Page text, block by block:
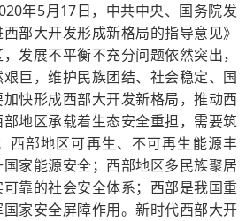
年5月17日，中共中央、国务院发
部大开发形成新格局的指导意见》
发展不平衡不充分问题依然突出，
巨，维护民族团结、社会稳定、国
快形成西部大开发新格局，推动西
地区承载着生态安全重担，需要筑
西部地区可再生、不可再生能源丰
家能源安全；西部地区多民族聚居
靠的社会安全体系；西部是我国重
家安全屏障作用。新时代西部大开